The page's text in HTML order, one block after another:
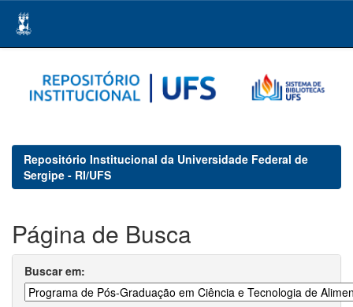
navigation
Repositório Institucional da Universidade Federal de
Sergipe - RI/UFS
Página de Busca
Buscar em: